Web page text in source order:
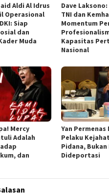
Aldi Al Idrus
Operasional
Siap
dan
Muda
Dave
TNI dan
Momentum
Kapasitas
Nasional
Mercy
Adalah
dan
Yan Permenas
Pelaku
Pidana, Bukan
Dideportasi